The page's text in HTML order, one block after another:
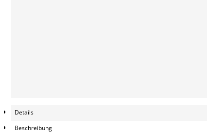
Details
Beschreibung